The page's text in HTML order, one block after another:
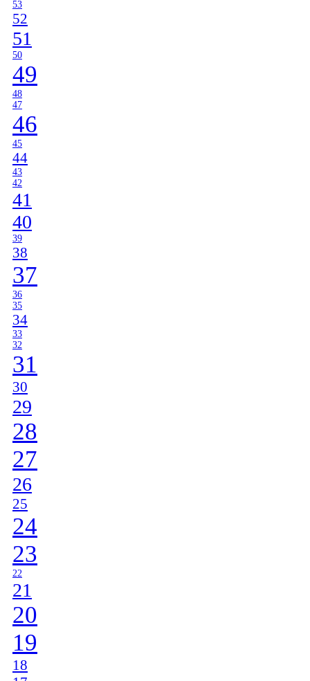
53
52
51
50
49
48
47
46
45
44
43
42
41
40
39
38
37
36
35
34
33
32
31
30
29
28
27
26
25
24
23
22
21
20
19
18